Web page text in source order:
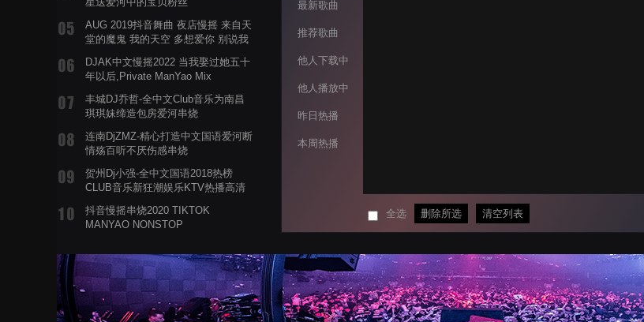
AUG 2019抖音舞曲 夜店慢摇 来自天
堂的魔鬼 我的天空 多想爱你 别说我
DJAK中文慢摇2022 当我娶过她五十
年以后,Private ManYao Mix
丰城DJ乔哲-全中文Club音乐为南昌
琪琪妹缔造包房爱河串烧
连南DjZMZ-精心打造中文国语爱河断
情殇百听不厌伤感串烧
贺州Dj小强-全中文国语2018热榜
CLUB音乐新狂潮娱乐KTV热播高清
抖音慢摇串烧2020 TIKTOK
MANYAO NONSTOP
蝉爸爸妈妈爱存在夏天的风是想你的
声音啊
最新歌曲
推荐歌曲
他人下载中
他人播放中
昨日热播
本周热播
全选 删除所选 清空列表